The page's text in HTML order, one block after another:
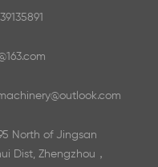
North of Jingsan
Dist, Zhengzhou，